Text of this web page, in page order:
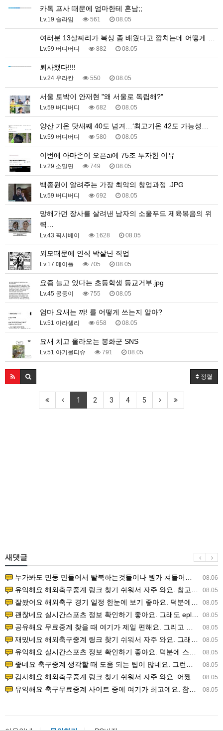
카톡 프사 때문에 엄마한테 혼남;;
Lv.19 슬라임 561 08.05
여러분 13살짜리가 복싱 좀 배웠다고 깝치는데 어떻게 …
Lv.59 버디버디 882 08.05
퇴사했다!!!!
Lv.24 우라칸 550 08.05
서울 토박이 안재현 "왜 서울로 독립해?"
Lv.59 버디버디 682 08.05
양산 기온 닷새째 40도 넘겨…‘최고기온 42도 가능성…
Lv.59 버디버디 580 08.05
이번에 아마존이 오픈ai에 75조 투자한 이유
Lv.29 소밀면 749 08.05
백종원이 알려주는 가장 최악의 창업과정 .JPG
Lv.59 버디버디 692 08.05
망해가던 장사를 살려낸 남자의 소울푸드 제육볶음의 위
력…
Lv.43 픽시베이 1628 08.05
외모때문에 인식 박살난 직업
Lv.17 메이플 705 08.05
요즘 늘고 있다는 초등학생 등교거부.jpg
Lv.45 몽둥이 755 08.05
엄마 요새는 꺄! 를 어떻게 쓰는지 알아?
Lv.51 아라셀리 658 08.05
요새 치고 올라오는 봉화군 SNS
Lv.51 아기물티슈 791 08.05
정렬
1 2 3 4 5
새댓글
08.06
누가봐도 민둥 만들어서 탈북하는것들이나 뭔가 쳐들어오는 낌새를 미리 알아차리기 위함이지 저걸 전쟁준비라고 하…
08.05
유익해요 해외축구중계 링크 찾기 쉬워서 자주 와요. 참고로 무료스포츠중계 정보 확인할 때 출처 꼭 체크해요.…
08.05
잘봤어요 해외축구 경기 일정 한눈에 보기 좋아요. 덕분에 epl중계 볼 때 공식 중계 채널 먼저 찾아봐요. …
08.05
괜찮네요 실시간스포츠 정보 확인하기 좋아요. 그래도 epl중계 볼 때 공식 중계 채널 먼저 찾아봐요. 북마크…
08.05
공유해요 무료중계 찾을 때 여기가 제일 편해요. 그리고 무료스포츠중계 정보 확인할 때 출처 꼭 체크해요. 앞…
08.05
재밌네요 해외축구중계 링크 찾기 쉬워서 자주 와요. 그래서 해외축구중계도 정식 서비스로 봐야 안전해요. 다음…
08.05
유익해요 실시간스포츠 정보 확인하기 좋아요. 덕분에 스포츠중계는 합법적인 경로로만 시청하려 해요. 좋은 정보…
08.05
좋네요 축구중계 생각할 때 도움 되는 팁이 많네요. 그런데 해외축구중계도 정식 서비스로 봐야 안전해요. 다음…
08.05
감사해요 해외축구중계 링크 찾기 쉬워서 자주 와요. 어쨌든 축구무료중계도 합법적인 곳에서 봐야 마음 편해요.…
08.05
유익해요 축구무료중계 사이트 중에 여기가 최고예요. 참고로 축구무료중계도 합법적인 곳에서 봐야 마음 편해요.…